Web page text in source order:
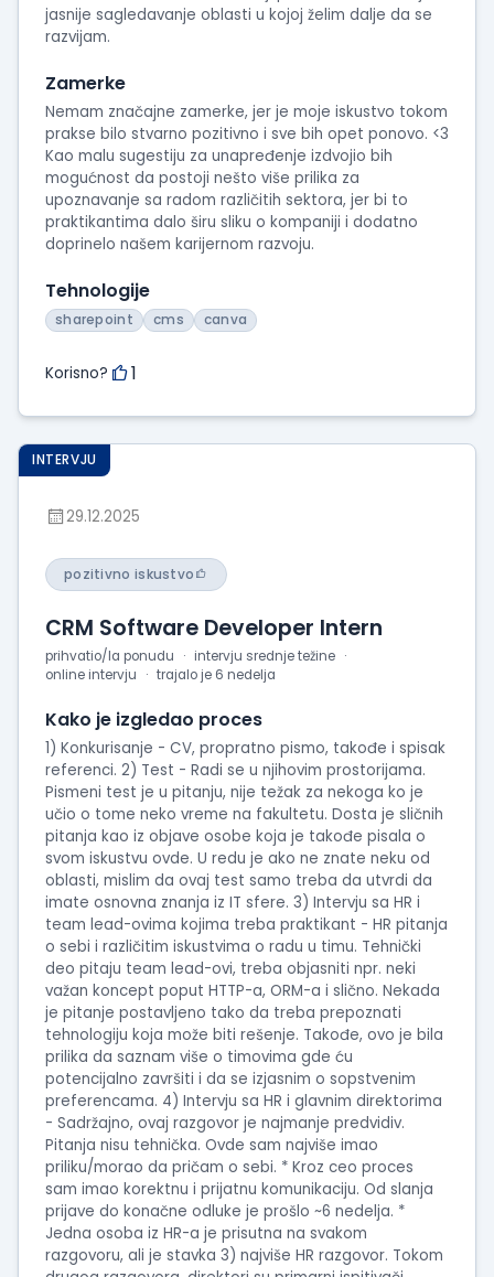
jasnije sagledavanje oblasti u kojoj želim dalje da se
razvijam.
Zamerke
Nemam značajne zamerke, jer je moje iskustvo tokom
prakse bilo stvarno pozitivno i sve bih opet ponovo. <3
Kao malu sugestiju za unapređenje izdvojio bih
mogućnost da postoji nešto više prilika za
upoznavanje sa radom različitih sektora, jer bi to
praktikantima dalo širu sliku o kompaniji i dodatno
doprinelo našem karijernom razvoju.
Tehnologije
sharepoint cms canva
Korisno? 1
INTERVJU
29.12.2025
pozitivno iskustvo
CRM Software Developer Intern
prihvatio/la ponudu
intervju srednje težine
online intervju
trajalo je 6 nedelja
Kako je izgledao proces
1) Konkurisanje - CV, propratno pismo, takođe i spisak
referenci. 2) Test - Radi se u njihovim prostorijama.
Pismeni test je u pitanju, nije težak za nekoga ko je
učio o tome neko vreme na fakultetu. Dosta je sličnih
pitanja kao iz objave osobe koja je takođe pisala o
svom iskustvu ovde. U redu je ako ne znate neku od
oblasti, mislim da ovaj test samo treba da utvrdi da
imate osnovna znanja iz IT sfere. 3) Intervju sa HR i
team lead-ovima kojima treba praktikant - HR pitanja
o sebi i različitim iskustvima o radu u timu. Tehnički
deo pitaju team lead-ovi, treba objasniti npr. neki
važan koncept poput HTTP-a, ORM-a i slično. Nekada
je pitanje postavljeno tako da treba prepoznati
tehnologiju koja može biti rešenje. Takođe, ovo je bila
prilika da saznam više o timovima gde ću
potencijalno završiti i da se izjasnim o sopstvenim
preferencama. 4) Intervju sa HR i glavnim direktorima
- Sadržajno, ovaj razgovor je najmanje predvidiv.
Pitanja nisu tehnička. Ovde sam najviše imao
priliku/morao da pričam o sebi. * Kroz ceo proces
sam imao korektnu i prijatnu komunikaciju. Od slanja
prijave do konačne odluke je prošlo ~6 nedelja. *
Jedna osoba iz HR-a je prisutna na svakom
razgovoru, ali je stavka 3) najviše HR razgovor. Tokom